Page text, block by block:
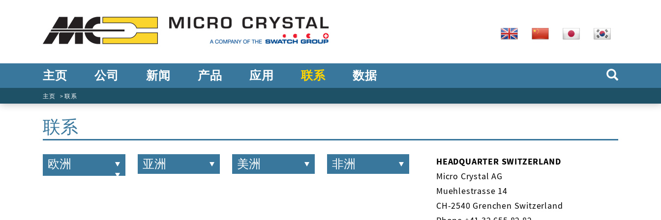
主页 公司 新闻 产品 应用 联系 数据
主页 联系
联系
欧洲 亚洲 美洲 非洲
HEADQUARTER SWITZERLAND
Micro Crystal AG
Muehlestrasse 14
CH-2540 Grenchen Switzerland